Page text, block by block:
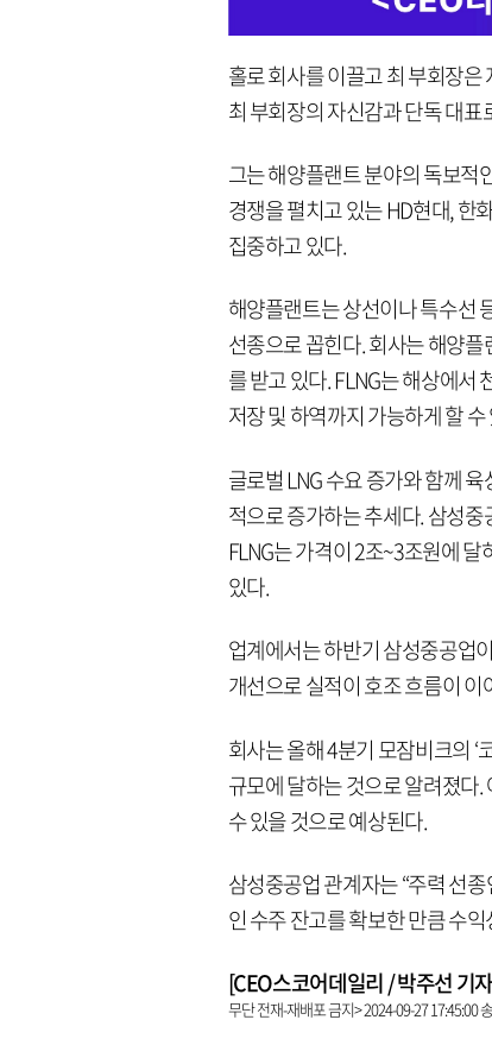
홀로 회사를 이끌고 최 부회장
최 부회장의 자신감과 단독 대
그는 해양플랜트 분야의 독보적
경쟁을 펼치고 있는 HD현대, 한
집중하고 있다.
해양플랜트는 상선이나 특수선
선종으로 꼽힌다. 회사는 해양
를 받고 있다. FLNG는 해상에서
저장 및 하역까지 가능하게 할
글로벌 LNG 수요 증가와 함께
적으로 증가하는 추세다. 삼성
FLNG는 가격이 2조~3조원에
있다.
업계에서는 하반기 삼성중공업
개선으로 실적이 호조 흐름이 이
회사는 올해 4분기 모잠비크의 ‘
규모에 달하는 것으로 알려졌다.
수 있을 것으로 예상된다.
삼성중공업 관계자는 “주력 선
인 수주 잔고를 확보한 만큼 수
[CEO스코어데일리 / 박주선 기
무단 전재-재배포 금지> 2024-09-27 17:45:00